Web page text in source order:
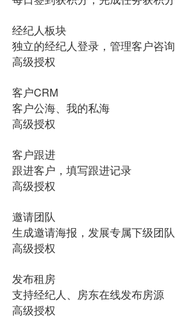
经纪人板块
独立的经纪人登录，管理客户咨询
高级授权
客户CRM
客户公海、我的私海
高级授权
客户跟进
跟进客户，填写跟进记录
高级授权
邀请团队
生成邀请海报，发展专属下级团队
高级授权
发布租房
支持经纪人、房东在线发布房源
高级授权